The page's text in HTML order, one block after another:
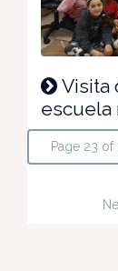
Visita
escuela
Page 23 of